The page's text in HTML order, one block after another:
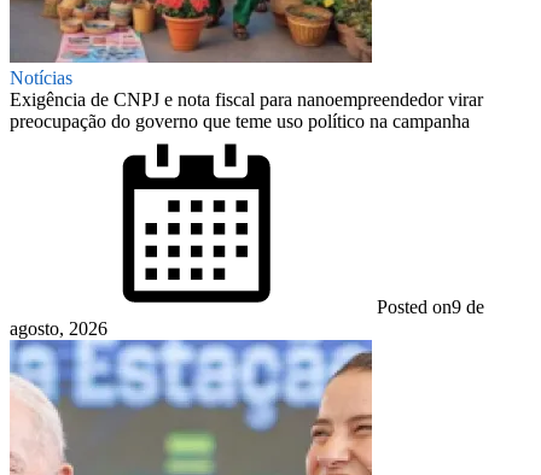
Notícias
Exigência de CNPJ e nota fiscal para nanoempreendedor virar
preocupação do governo que teme uso político na campanha
Posted on9 de
agosto, 2026